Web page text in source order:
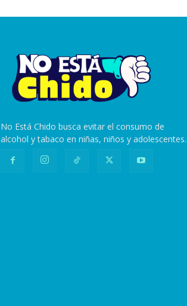
No Está Chido busca evitar el consumo de
alcohol y tabaco en niñas, niños y adolescentes.